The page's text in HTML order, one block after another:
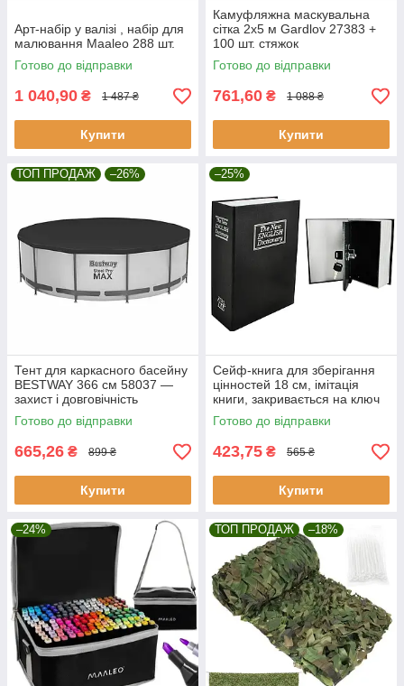
Арт-набір у валізі , набір для
малювання Maaleo 288 шт.
Готово до відправки
1 040,90 ₴ 1 487 ₴
Купити
Камуфляжна маскувальна
сітка 2x5 м Gardlov 27383 +
100 шт. стяжок
Готово до відправки
761,60 ₴ 1 088 ₴
Купити
ТОП ПРОДАЖ –26%
Тент для каркасного басейну
BESTWAY 366 см 58037 —
захист і довговічність
Готово до відправки
665,26 ₴ 899 ₴
Купити
–25%
Сейф-книга для зберігання
цінностей 18 см, імітація
книги, закривається на ключ
Malatec 6148
Готово до відправки
423,75 ₴ 565 ₴
Купити
–24% ТОП ПРОДАЖ –18%